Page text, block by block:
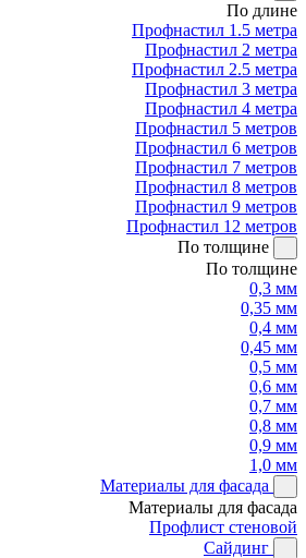
По длине
Профнастил 1.5 метра
Профнастил 2 метра
Профнастил 2.5 метра
Профнастил 3 метра
Профнастил 4 метра
Профнастил 5 метров
Профнастил 6 метров
Профнастил 7 метров
Профнастил 8 метров
Профнастил 9 метров
Профнастил 12 метров
По толщине
По толщине
0,3 мм
0,35 мм
0,4 мм
0,45 мм
0,5 мм
0,6 мм
0,7 мм
0,8 мм
0,9 мм
1,0 мм
Материалы для фасада
Материалы для фасада
Профлист стеновой
Сайдинг